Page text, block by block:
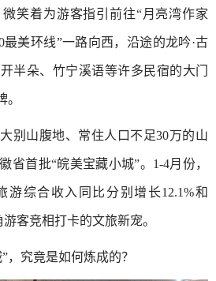
笑着为游客指引前往“月亮湾作家
最美环线”一路向西，沿途的龙吟·古
半朵、竹宁溪语等许多民宿的大门
别山腹地、常住人口不足30万的山
省首批“皖美宝藏小城”。1-4月份，
游综合收入同比分别增长12.1%和
客竞相打卡的文旅新宠。
，究竟是如何炼成的？